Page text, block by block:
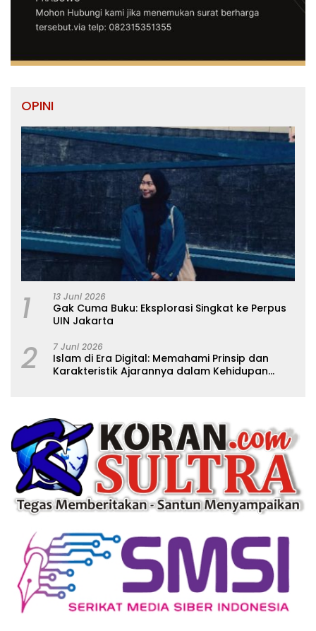
OPINI
1 13 Juni 2026
Gak Cuma Buku: Eksplorasi Singkat ke Perpus
UIN Jakarta
2 7 Juni 2026
Islam di Era Digital: Memahami Prinsip dan
Karakteristik Ajarannya dalam Kehidupan